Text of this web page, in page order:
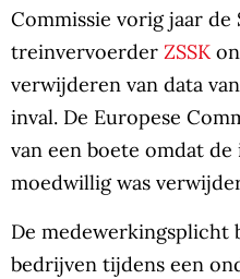
Commissie vorig jaar de
treinvervoerder ZSSK
verwijderen van data
inval. De Europese
van een boete omdat
moedwillig was
De medewerkingsplicht
bedrijven tijdens een